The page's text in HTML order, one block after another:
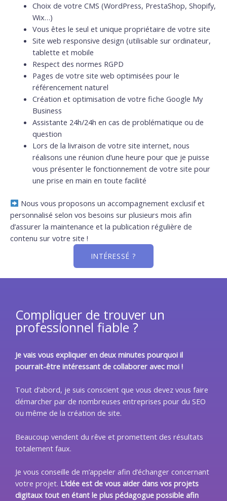
Choix de votre CMS (WordPress, PrestaShop, Shopify,
Wix…)
Vous êtes le seul et unique propriétaire de votre site
Site web responsive design (utilisable sur ordinateur,
tablette et mobile
Respect des normes RGPD
Pages de votre site web optimisées pour le
référencement naturel
Création et optimisation de votre fiche Google My
Business
Assistante 24h/24h en cas de problématique ou de
question
Lors de la livraison de votre site internet, nous
réalisons une réunion d’une heure pour que je puisse
vous présenter le fonctionnement de votre site pour
une prise en main en toute facilité
Nous vous proposons un accompagnement exclusif et
personnalisé selon vos besoins sur plusieurs mois afin
d’assurer la maintenance et la publication régulière de
contenu sur votre site !
INTÉRESSÉ ?
Compliquer de trouver un
professionnel fiable ?
Je vais vous expliquer en deux minutes pourquoi il
pourrait-être intéressant de collaborer avec moi !
Tout d’abord, je suis conscient que vous devez vous faire
démarcher par de nombreuses entreprises pour du SEO
ou même de la création de site.
Beaucoup vendent du rêve et promettent des résultats
totalement faux.
Je vous conseille de m’appeler afin d’échanger concernant
votre projet. L’idée est de vous aider dans vos projets
digitaux tout en étant le plus pédagogue possible afin